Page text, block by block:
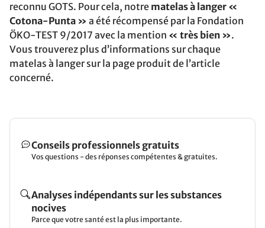
reconnu GOTS. Pour cela, notre matelas à langer «
Cotona-Punta » a été récompensé par la Fondation
ÖKO-TEST 9/2017 avec la mention « très bien ».
Vous trouverez plus d’informations sur chaque
matelas à langer sur la page produit de l’article
concerné.
Conseils professionnels gratuits
Vos questions - des réponses compétentes & gratuites.
Analyses indépendants sur les substances
nocives
Parce que votre santé est la plus importante.